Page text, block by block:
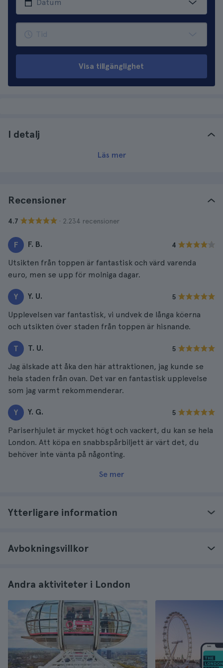
Visa tillgänglighet
I detalj
Läs mer
Recensioner
4.7 · 2.234 recensioner
F F. B. 4
Utsikten från toppen är fantastisk och värd varenda
euro, men se upp för molniga dagar.
Y Y. U. 5
Upplevelsen var fantastisk, vi undvek de långa köerna
och utsikten över staden från toppen är hisnande.
T T. U. 5
Jag älskade att åka den här attraktionen, jag kunde se
hela staden från ovan. Det var en fantastisk upplevelse
som jag varmt rekommenderar.
Y Y. G. 5
Pariserhjulet är mycket högt och vackert, du kan se hela
London. Att köpa en snabbspårbiljett är värt det, du
behöver inte vänta på någonting.
Se mer
Ytterligare information
Avbokningsvillkor
Andra aktiviteter i London